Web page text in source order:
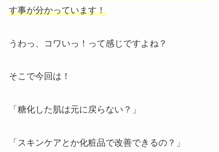
す事が分かっています！
うわっ、コワいっ！って感じですよね？
そこで今回は！
「糖化した肌は元に戻らない？」
「スキンケアとか化粧品で改善できるの？」